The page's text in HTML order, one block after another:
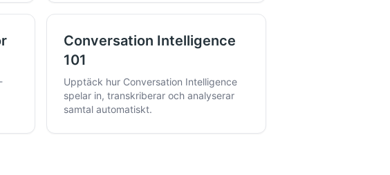
Conversation Intelligence
101
Upptäck hur Conversation Intelligence
spelar in, transkriberar och analyserar
samtal automatiskt.